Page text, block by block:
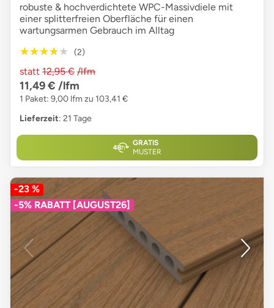
robuste & hochverdichtete WPC-Massivdiele mit
einer splitterfreien Oberfläche für einen
wartungsarmen Gebrauch im Alltag
★★★★★
★★★★★ (2)
statt 12,95 € /lfm
11,49 € /lfm
1 Paket: 9,00 lfm zu 103,41 €
Lieferzeit: 21 Tage
GRATIS
MUSTER
-23 %
-5% RABATT [AUGUST26]